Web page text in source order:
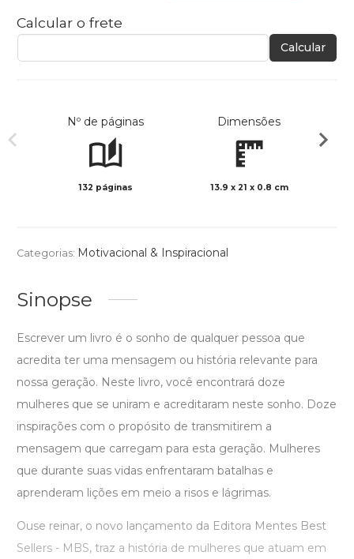
Calcular o frete
Calcular
Nº de páginas
132 páginas
Dimensões
13.9 x 21 x 0.8 cm
Categorias: Motivacional & Inspiracional
Sinopse
Escrever um livro é o sonho de qualquer pessoa que
acredita ter uma mensagem ou história relevante para
nossa geração. Neste livro, você encontrará doze
mulheres que se uniram e acreditaram neste sonho. Doze
inspirações com o propósito de transmitirem a
mensagem que carregam para esta geração. Mulheres
que durante suas vidas enfrentaram batalhas e
aprenderam lições em meio a risos e lágrimas.
Ouse reinar, o novo lançamento da Editora Mentes Best
Sellers - MBS, traz a história de mulheres que atuam em